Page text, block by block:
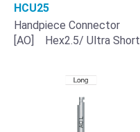
HCU25
Handpiece Connector
[AO] Hex2.5/ Ultra Short